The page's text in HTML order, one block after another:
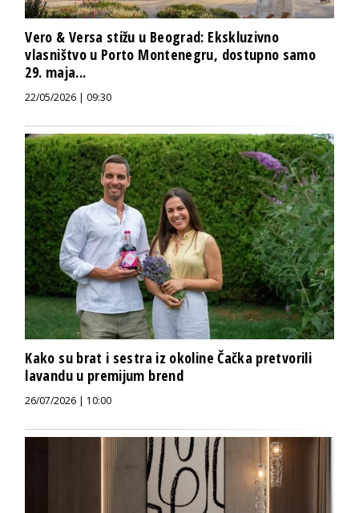
Vero & Versa stižu u Beograd: Ekskluzivno
vlasništvo u Porto Montenegru, dostupno samo
29. maja...
22/05/2026 | 09:30
Kako su brat i sestra iz okoline Čačka pretvorili
lavandu u premijum brend
26/07/2026 | 10:00